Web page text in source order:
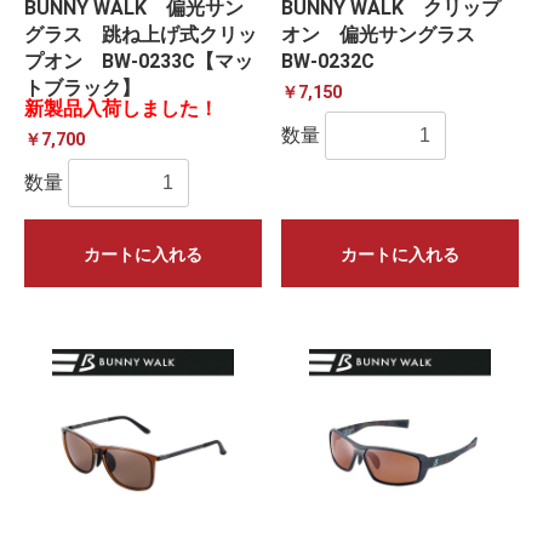
BUNNY WALK 偏光サン
グラス 跳ね上げ式クリッ
プオン BW-0233C【マッ
トブラック】
新製品入荷しました！
￥7,700
数量
カートに入れる
BUNNY WALK クリップ
オン 偏光サングラス
BW-0232C
￥7,150
数量
カートに入れる